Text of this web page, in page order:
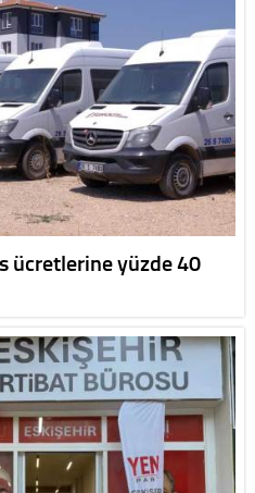
ücretlerine yüzde 40